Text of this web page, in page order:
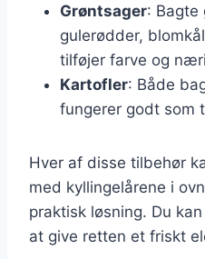
Grøntsager: Bagte
gulerødder,
tilføjer farve og
Kartofler: Både
fungerer godt som
Hver af disse tilbehør
med kyllingelårene i
praktisk løsning. Du
at give retten et friskt